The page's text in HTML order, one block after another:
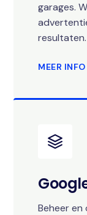
garages.
resultaten.
MEER
Beheer en